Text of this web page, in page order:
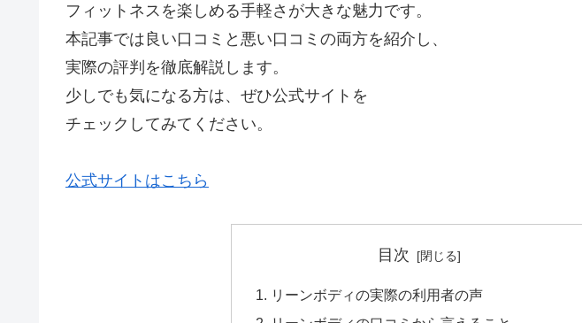
フィットネスを楽しめる手軽さが大きな魅力です。
本記事では良い口コミと悪い口コミの両方を紹介し、
実際の評判を徹底解説します。
少しでも気になる方は、ぜひ公式サイトを
チェックしてみてください。
公式サイトはこちら
目次
リーンボディの実際の利用者の声